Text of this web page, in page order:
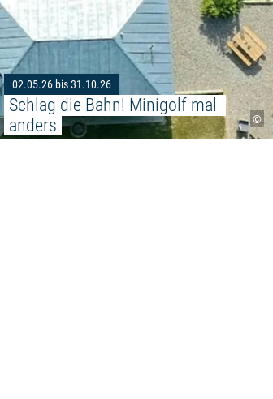
©
02.05.26 bis 31.10.26
Schlag die Bahn! Minigolf mal
anders